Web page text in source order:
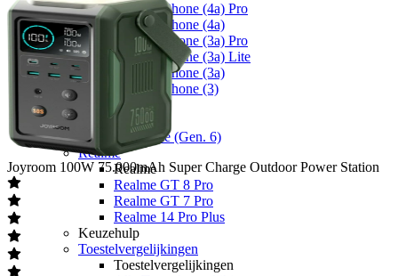
Nothing Phone (4a) Pro
Nothing Phone (4a)
Nothing Phone (3a) Pro
Nothing Phone (3a) Lite
Nothing Phone (3a)
Nothing Phone (3)
Fairphone
Fairphone
Fairphone (Gen. 6)
Realme
Realme
Realme GT 8 Pro
Realme GT 7 Pro
Realme 14 Pro Plus
Keuzehulp
Toestelvergelijkingen
Toestelvergelijkingen
Joyroom 100W 75.000mAh Super Charge Outdoor Power Station